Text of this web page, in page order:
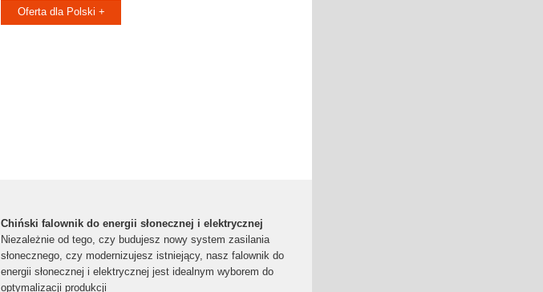
Oferta dla Polski +
Chiński falownik do energii słonecznej i elektrycznej
Niezależnie od tego, czy budujesz nowy system zasilania
słonecznego, czy modernizujesz istniejący, nasz falownik do
energii słonecznej i elektrycznej jest idealnym wyborem do
optymalizacji produkcji